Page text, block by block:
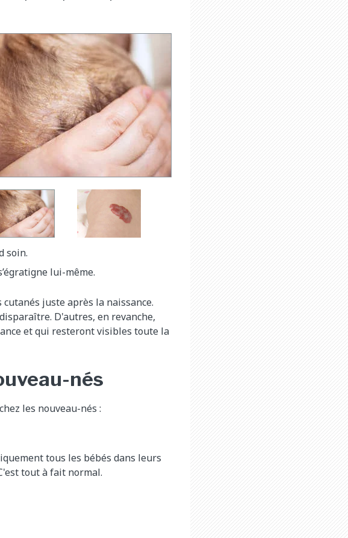
soin.
lui-même.
juste après la naissance.
D'autres, en revanche,
et qui resteront visibles toute la
nés
les nouveau-nés :
tous les bébés dans leurs
tout à fait normal.